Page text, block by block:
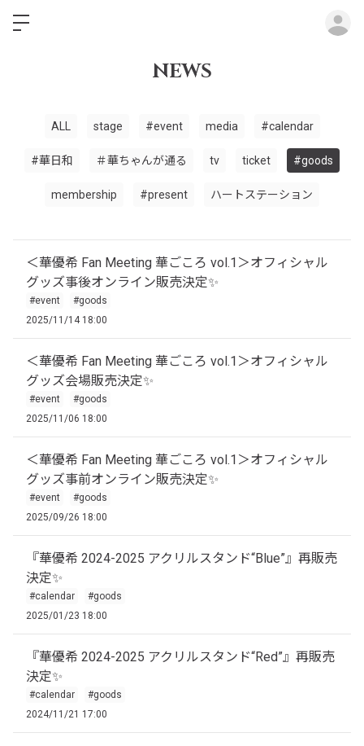
NEWS
ALL stage #event media #calendar
#華日和 ＃華ちゃんが通る tv ticket #goods
membership #present ハートステーション
＜華優希 Fan Meeting 華ごころ vol.1＞オフィシャル
グッズ事後オンライン販売決定✨
#event
#goods
2025/11/14 18:00
＜華優希 Fan Meeting 華ごころ vol.1＞オフィシャル
グッズ会場販売決定✨
#event
#goods
2025/11/06 18:00
＜華優希 Fan Meeting 華ごころ vol.1＞オフィシャル
グッズ事前オンライン販売決定✨
#event
#goods
2025/09/26 18:00
『華優希 2024-2025 アクリルスタンド“Blue”』再販売
決定✨
#calendar
#goods
2025/01/23 18:00
『華優希 2024-2025 アクリルスタンド“Red”』再販売
決定✨
#calendar
#goods
2024/11/21 17:00